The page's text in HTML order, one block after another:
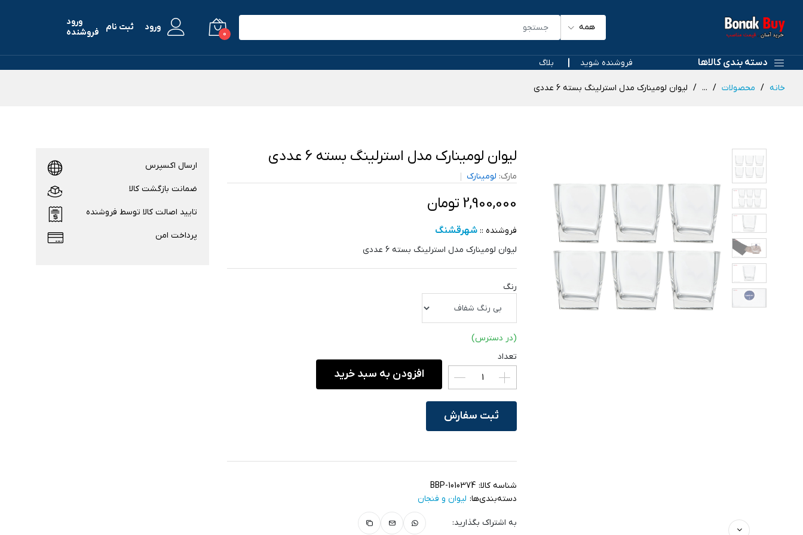
همه
0
ورود ثبت نام
ورود
فروشنده
دسته بندی کالاها فروشنده شوید بلاگ
خانه محصولات ... لیوان لومینارک مدل استرلینگ بسته 6 عددی
لیوان لومینارک مدل استرلینگ بسته 6 عددی
مارک: لومینارک
2,900,000 تومان
فروشنده :: شهرقشنگ
لیوان لومینارک مدل استرلینگ بسته 6 عددی
رنگ
(در دسترس)
تعداد
افزودن به سبد خرید
ثبت سفارش
شناسه کالا: BBP-1010374
دسته‌بندی‌ها: لیوان و فنجان
به اشتراک بگذارید:
ارسال اکسپرس
ضمانت بازگشت کالا
تایید اصالت کالا توسط فروشنده
پرداخت امن